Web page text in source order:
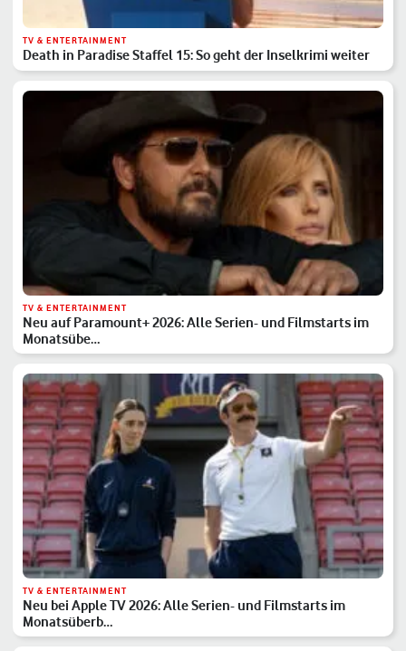
TV & ENTERTAINMENT
Death in Paradise Staffel 15: So geht der Inselkrimi weiter
TV & ENTERTAINMENT
Neu auf Paramount+ 2026: Alle Serien- und Filmstarts im
Monatsübe…
TV & ENTERTAINMENT
Neu bei Apple TV 2026: Alle Serien- und Filmstarts im
Monatsüberb…